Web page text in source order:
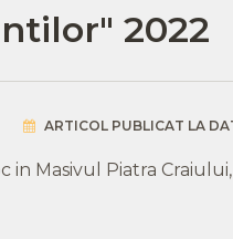
2022
ARTICOL PUBLICAT LA
Masivul Piatra